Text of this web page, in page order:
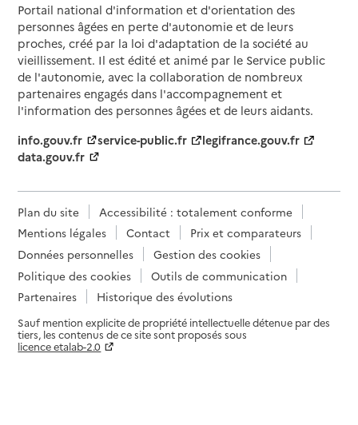
Portail national d'information et d'orientation des
personnes âgées en perte d'autonomie et de leurs
proches, créé par la loi d'adaptation de la société au
vieillissement. Il est édité et animé par le Service public
de l'autonomie, avec la collaboration de nombreux
partenaires engagés dans l'accompagnement et
l'information des personnes âgées et de leurs aidants.
info.gouv.fr
service-public.fr
legifrance.gouv.fr
data.gouv.fr
Plan du site
Accessibilité : totalement conforme
Mentions légales
Contact
Prix et comparateurs
Données personnelles
Gestion des cookies
Politique des cookies
Outils de communication
Partenaires
Historique des évolutions
Sauf mention explicite de propriété intellectuelle détenue par des
tiers, les contenus de ce site sont proposés sous
licence etalab-2.0